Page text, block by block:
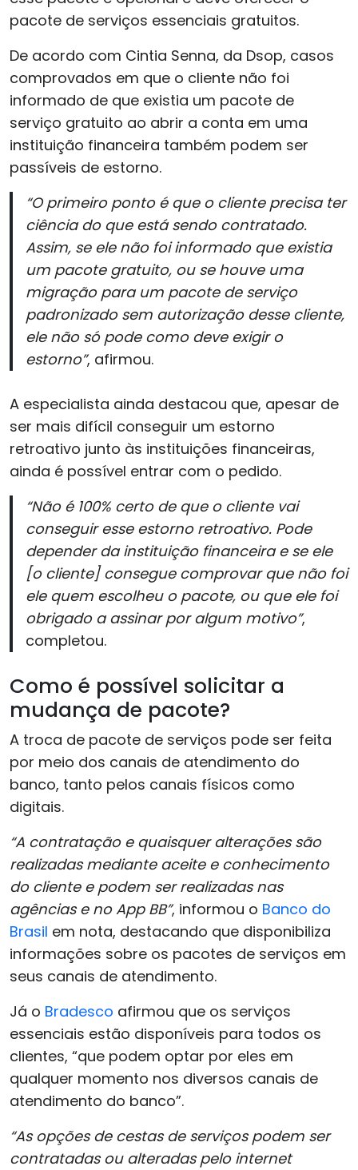
pacote de serviços essenciais gratuitos.
De acordo com Cintia Senna, da Dsop, casos
comprovados em que o cliente não foi
informado de que existia um pacote de
serviço gratuito ao abrir a conta em uma
instituição financeira também podem ser
passíveis de estorno.
“O primeiro ponto é que o cliente precisa ter
ciência do que está sendo contratado.
Assim, se ele não foi informado que existia
um pacote gratuito, ou se houve uma
migração para um pacote de serviço
padronizado sem autorização desse cliente,
ele não só pode como deve exigir o
estorno”, afirmou.
A especialista ainda destacou que, apesar de
ser mais difícil conseguir um estorno
retroativo junto às instituições financeiras,
ainda é possível entrar com o pedido.
“Não é 100% certo de que o cliente vai
conseguir esse estorno retroativo. Pode
depender da instituição financeira e se ele
[o cliente] consegue comprovar que não foi
ele quem escolheu o pacote, ou que ele foi
obrigado a assinar por algum motivo”,
completou.
Como é possível solicitar a
mudança de pacote?
A troca de pacote de serviços pode ser feita
por meio dos canais de atendimento do
banco, tanto pelos canais físicos como
digitais.
“A contratação e quaisquer alterações são
realizadas mediante aceite e conhecimento
do cliente e podem ser realizadas nas
agências e no App BB”, informou o Banco do
Brasil em nota, destacando que disponibiliza
informações sobre os pacotes de serviços em
seus canais de atendimento.
Já o Bradesco afirmou que os serviços
essenciais estão disponíveis para todos os
clientes, “que podem optar por eles em
qualquer momento nos diversos canais de
atendimento do banco”.
“As opções de cestas de serviços podem ser
contratadas ou alteradas pelo internet